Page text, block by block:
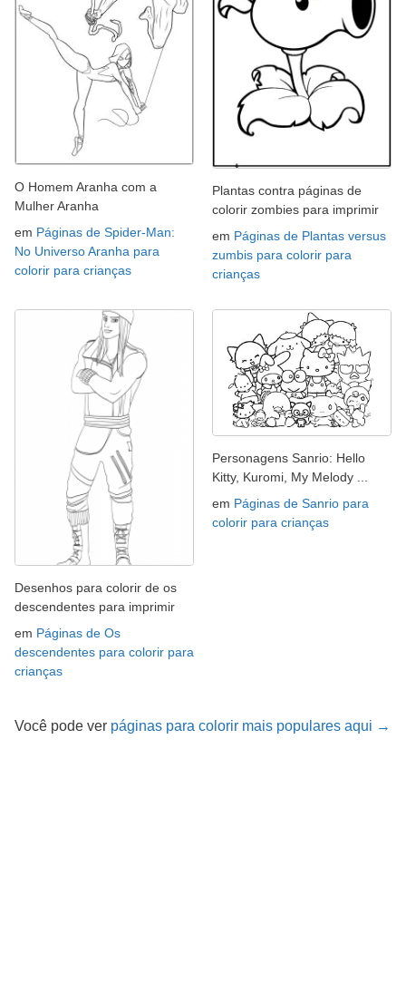
O Homem Aranha com a
Mulher Aranha
em Páginas de Spider-Man:
No Universo Aranha para
colorir para crianças
Plantas contra páginas de
colorir zombies para imprimir
em Páginas de Plantas versus
zumbis para colorir para
crianças
Desenhos para colorir de os
descendentes para imprimir
em Páginas de Os
descendentes para colorir para
crianças
Personagens Sanrio: Hello
Kitty, Kuromi, My Melody ...
em Páginas de Sanrio para
colorir para crianças
Você pode ver páginas para colorir mais populares aqui →